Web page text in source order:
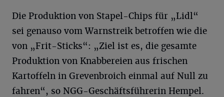
Die Produktion von Stapel-Chips für „Lidl“
sei genauso vom Warnstreik betroffen wie die
von „Frit-Sticks“: „Ziel ist es, die gesamte
Produktion von Knabbereien aus frischen
Kartoffeln in Grevenbroich einmal auf Null zu
fahren“, so NGG-Geschäftsführerin Hempel.